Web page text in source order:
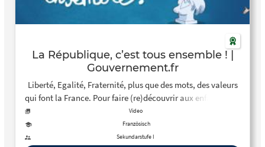
La République, c’est tous ensemble ! |
Gouvernement.fr
Liberté, Egalité, Fraternité, plus que des mots, des valeurs
qui font la France. Pour faire (re)découvrir aux enfants, aux
jeunes et aux moins jeunes le sens de notre devise
nationale, le Gouvernement lance une campagne sur les
valeurs républicaines.
Video
Französisch
Sekundarstufe I